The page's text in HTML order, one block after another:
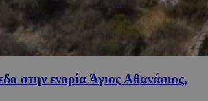
στην ενορία Άγιος Αθανάσιος,